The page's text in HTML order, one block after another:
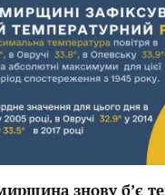
знову б’є